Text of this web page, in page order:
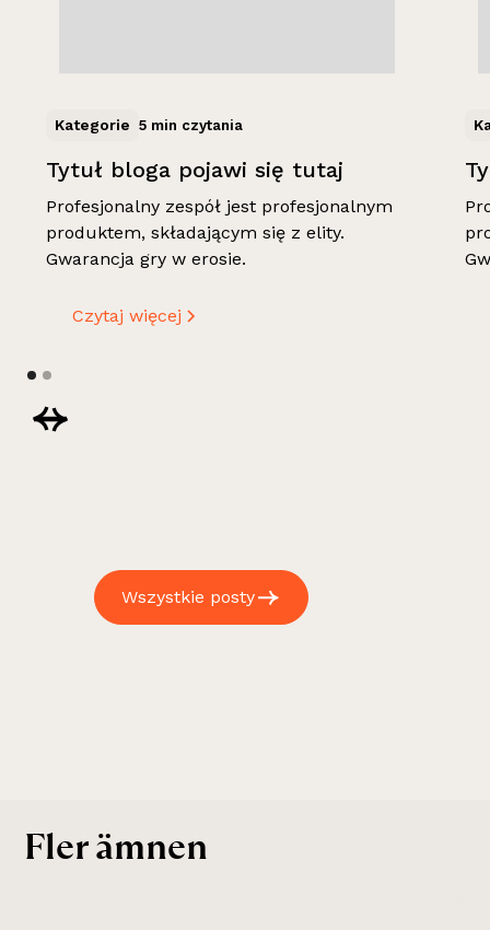
Kategorie 5 min czytania
Tytuł bloga pojawi się tutaj
Profesjonalny zespół jest profesjonalnym
produktem, składającym się z elity.
Gwarancja gry w erosie.
Czytaj więcej
Wszystkie posty
Fler ämnen